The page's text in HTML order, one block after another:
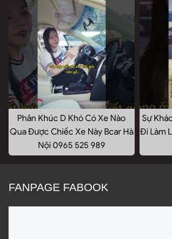
Phân Khúc D Khó Có Xe Nào
Qua Được Chiếc Xe Này Bcar Hà
Nội 0965 525 989
Sự
Đi Làm
FANPAGE FABOOK